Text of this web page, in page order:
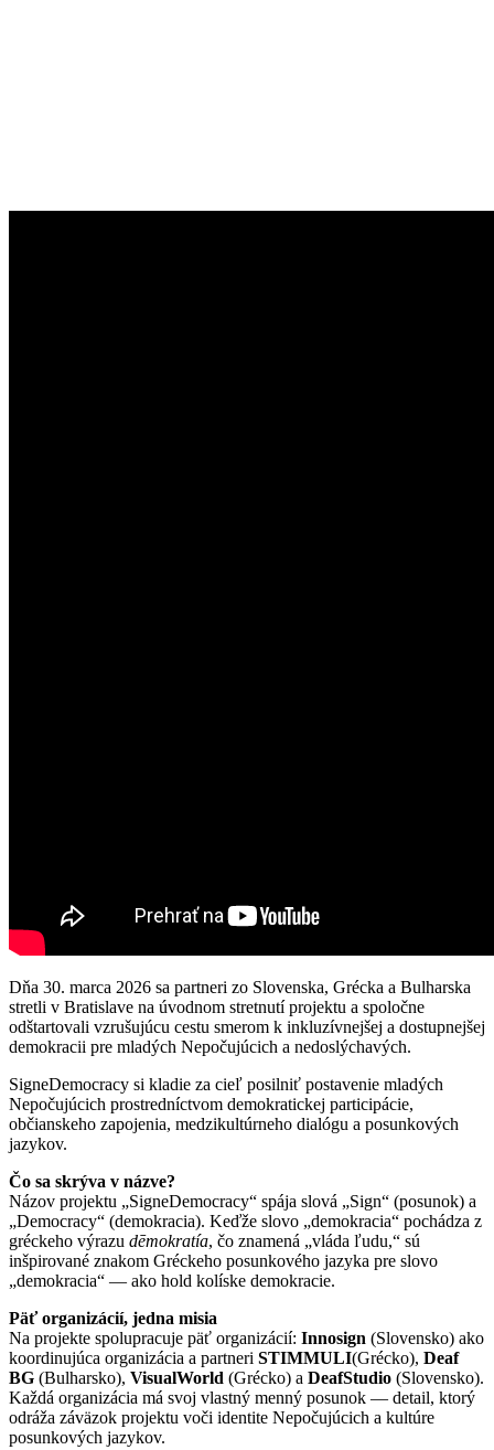
Dňa 30. marca 2026 sa partneri zo Slovenska, Grécka a Bulharska
stretli v Bratislave na úvodnom stretnutí projektu a spoločne
odštartovali vzrušujúcu cestu smerom k inkluzívnejšej a dostupnejšej
demokracii pre mladých Nepočujúcich a nedoslýchavých.
SigneDemocracy si kladie za cieľ posilniť postavenie mladých
Nepočujúcich prostredníctvom demokratickej participácie,
občianskeho zapojenia, medzikultúrneho dialógu a posunkových
jazykov.
Čo sa skrýva v názve?
Názov projektu „SigneDemocracy“ spája slová „Sign“ (posunok) a
„Democracy“ (demokracia). Keďže slovo „demokracia“ pochádza z
gréckeho výrazu dēmokratía, čo znamená „vláda ľudu,“ sú
inšpirované znakom Gréckeho posunkového jazyka pre slovo
„demokracia“ — ako hold kolíske demokracie.
Päť organizácií, jedna misia
Na projekte spolupracuje päť organizácií: Innosign (Slovensko) ako
koordinujúca organizácia a partneri STIMMULI(Grécko), Deaf
BG (Bulharsko), VisualWorld (Grécko) a DeafStudio (Slovensko).
Každá organizácia má svoj vlastný menný posunok — detail, ktorý
odráža záväzok projektu voči identite Nepočujúcich a kultúre
posunkových jazykov.